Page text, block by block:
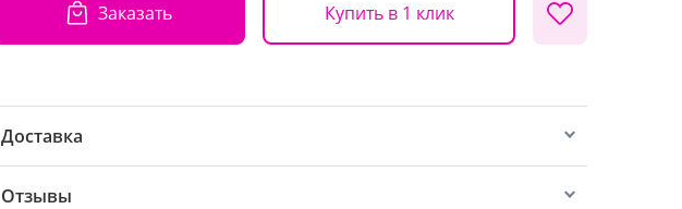
Заказать Купить в 1 клик
Доставка
Отзывы